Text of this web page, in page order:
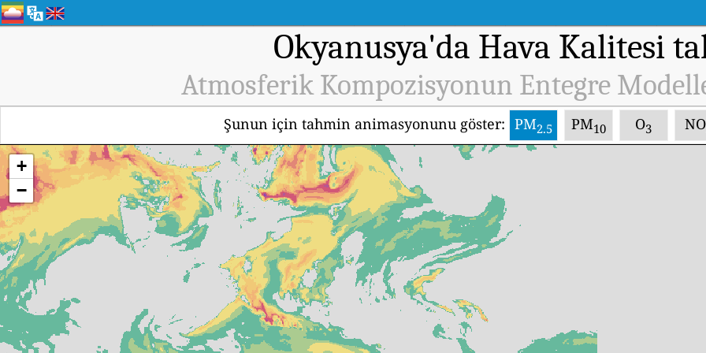
Okyanusya'da Hava Kalitesi
Atmosferik Kompozisyonun Entegre
Şunun için tahmin animasyonunu göster: PM2.5 PM10 O3 NO
+
−